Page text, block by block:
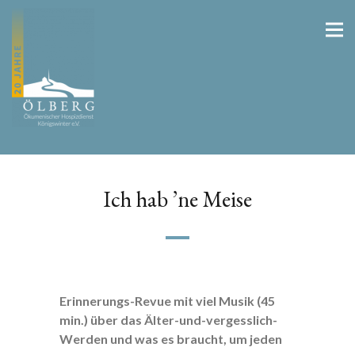
Ich hab ’ne Meise
Erinnerungs-Revue mit viel Musik (45
min.) über das Älter-und-vergesslich-
Werden und was es braucht, um jeden